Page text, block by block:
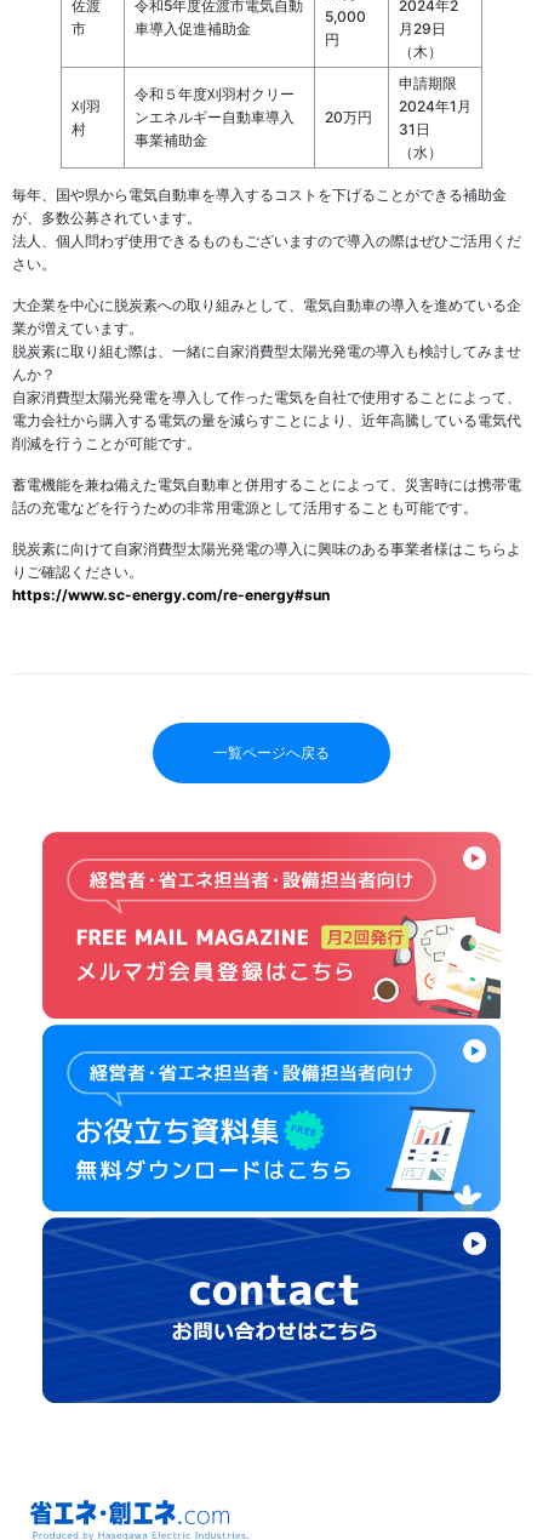
佐渡
市
令和5年度佐渡市電気自動
車導入促進補助金
5,000
円
2024年2
月29日
（木）
刈羽
村
令和５年度刈羽村クリー
ンエネルギー自動車導入
事業補助金
20万円
申請期限
2024年1月
31日
（水）
毎年、国や県から電気自動車を導入するコストを下げることができる補助金
が、多数公募されています。
法人、個人問わず使用できるものもございますので導入の際はぜひご活用くだ
さい。
大企業を中心に脱炭素への取り組みとして、電気自動車の導入を進めている企
業が増えています。
脱炭素に取り組む際は、一緒に自家消費型太陽光発電の導入も検討してみませ
んか？
自家消費型太陽光発電を導入して作った電気を自社で使用することによって、
電力会社から購入する電気の量を減らすことにより、近年高騰している電気代
削減を行うことが可能です。
蓄電機能を兼ね備えた電気自動車と併用することによって、災害時には携帯電
話の充電などを行うための非常用電源として活用することも可能です。
脱炭素に向けて自家消費型太陽光発電の導入に興味のある事業者様はこちらよ
りご確認ください。
https://www.sc-energy.com/re-energy#sun
一覧ページへ戻る